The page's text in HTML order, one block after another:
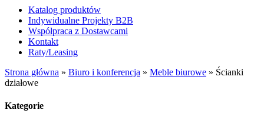
Katalog produktów
Indywidualne Projekty B2B
Współpraca z Dostawcami
Kontakt
Raty/Leasing
Strona główna » Biuro i konferencja » Meble biurowe » Ścianki
działowe
Kategorie